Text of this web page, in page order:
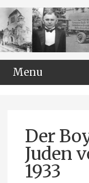
Menu
Der
Juden
1933